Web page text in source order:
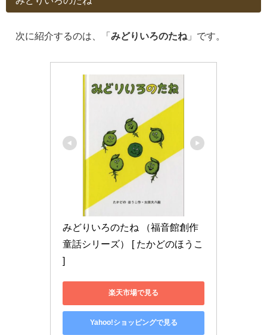
次に紹介するのは、「 みどりいろのたね 」です。
みどりいろのたね （福音館創作
童話シリーズ） [ たかどのほうこ
]
楽天市場で見る
Yahoo!ショッピングで見る